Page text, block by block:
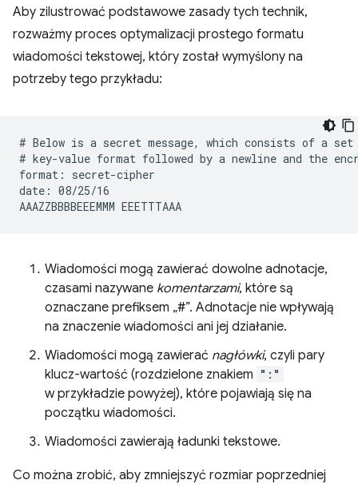
Aby zilustrować podstawowe zasady tych technik,
rozważmy proces optymalizacji prostego formatu
wiadomości tekstowej, który został wymyślony na
potrzeby tego przykładu:
# Below is a secret message, which consists of a
# key-value format followed by a newline and the
format: secret-cipher
date: 08/25/16
Wiadomości mogą zawierać dowolne adnotacje,
czasami nazywane komentarzami, które są
oznaczane prefiksem „#”. Adnotacje nie wpływają
na znaczenie wiadomości ani jej działanie.
Wiadomości mogą zawierać nagłówki, czyli pary
klucz-wartość (rozdzielone znakiem ":"
w przykładzie powyżej), które pojawiają się na
początku wiadomości.
Wiadomości zawierają ładunki tekstowe.
Co można zrobić, aby zmniejszyć rozmiar poprzedniej